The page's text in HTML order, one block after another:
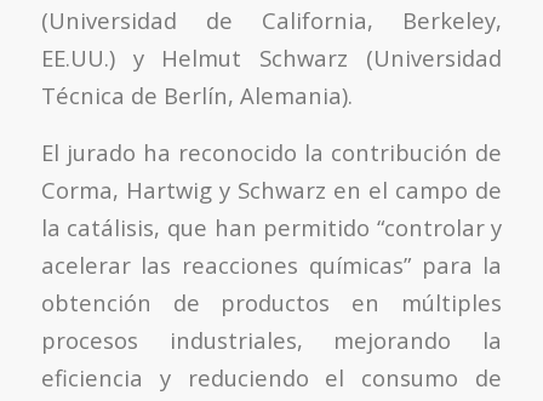
(Universidad de California, Berkeley,
EE.UU.) y Helmut Schwarz (Universidad
Técnica de Berlín, Alemania).
El jurado ha reconocido la contribución de
Corma, Hartwig y Schwarz en el campo de
la catálisis, que han permitido “controlar y
acelerar las reacciones químicas” para la
obtención de productos en múltiples
procesos industriales, mejorando la
eficiencia y reduciendo el consumo de